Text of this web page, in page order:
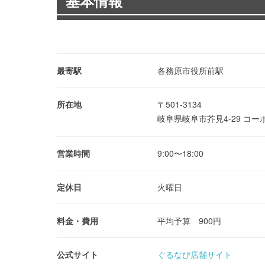
最寄駅 各務原市役所前駅
所在地
〒501-3134
岐阜県岐阜市芥見4-29 コー
営業時間 9:00〜18:00
定休日 火曜日
料金・費用 平均予算 900円
公式サイト ぐるなび店舗サイト